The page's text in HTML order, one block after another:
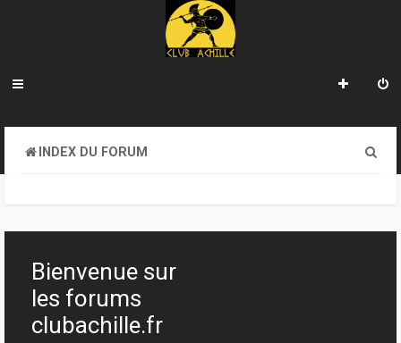
INDEX DU FORUM
h
Bienvenue sur
les forums
clubachille.fr